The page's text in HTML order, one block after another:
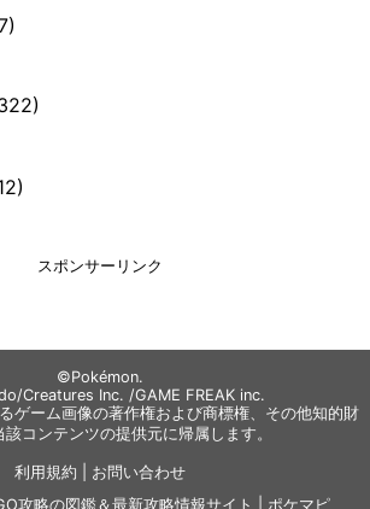
スポンサーリンク
©Pokémon.
Creatures Inc. /GAME FREAK inc.
ゲーム画像の著作権および商標権、その他知的財
該コンテンツの提供元に帰属します。
利用規約
お問い合わせ
攻略の図鑑＆最新攻略情報サイト | ポケマピ